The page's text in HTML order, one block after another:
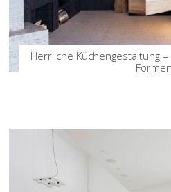
Herrliche Küchengestaltung